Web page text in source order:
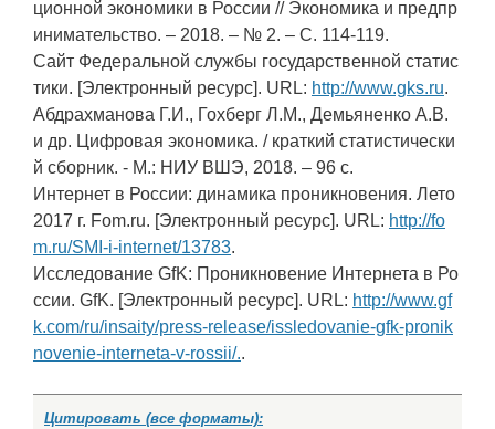
ционной экономики в России // Экономика и предпр
инимательство. – 2018. – № 2. – С. 114-119.
Сайт Федеральной службы государственной статис
тики. [Электронный ресурс]. URL: http://www.gks.ru.
Абдрахманова Г.И., Гохберг Л.М., Демьяненко А.В.
и др. Цифровая экономика. / краткий статистически
й сборник. - М.: НИУ ВШЭ, 2018. – 96 с.
Интернет в России: динамика проникновения. Лето
2017 г. Fom.ru. [Электронный ресурс]. URL: http://fo
m.ru/SMI-i-internet/13783.
Исследование GfK: Проникновение Интернета в Ро
ссии. GfK. [Электронный ресурс]. URL: http://www.gf
k.com/ru/insaity/press-release/issledovanie-gfk-pronik
novenie-interneta-v-rossii/..
Цитировать (все форматы):